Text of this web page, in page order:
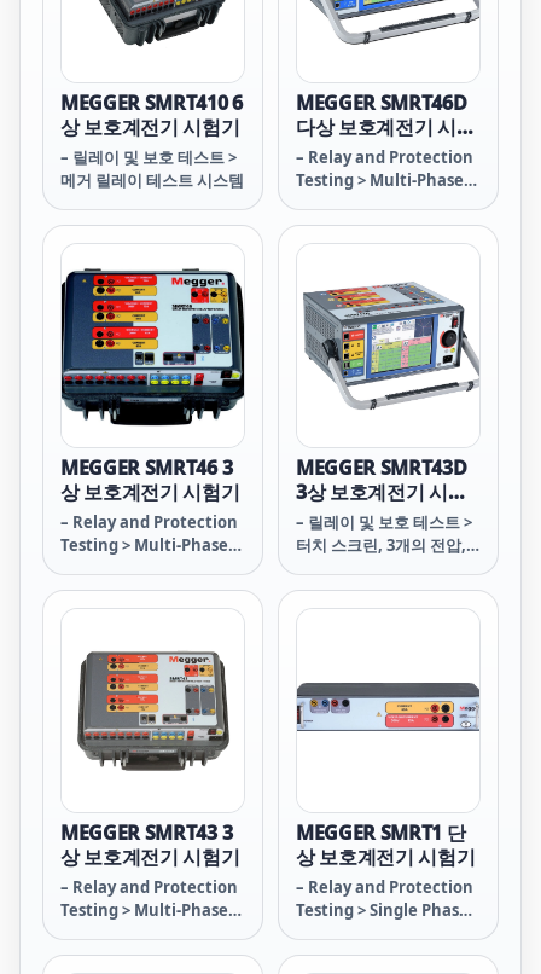
MEGGER SMRT410 6
상 보호계전기 시험기
– 릴레이 및 보호 테스트 >
메거 릴레이 테스트 시스템
MEGGER SMRT46D
다상 보호계전기 시험
기
– Relay and Protection
Testing > Multi-Phase
MEGGER SMRT46 3
상 보호계전기 시험기
– Relay and Protection
Testing > Multi-Phase
MEGGER SMRT43D
3상 보호계전기 시험
기
– 릴레이 및 보호 테스트 >
터치 스크린, 3개의 전압, 3
레이 테스트 시스템
MEGGER SMRT43 3
상 보호계전기 시험기
– Relay and Protection
Testing > Multi-Phase
MEGGER SMRT1 단
상 보호계전기 시험기
– Relay and Protection
Testing > Single Phase